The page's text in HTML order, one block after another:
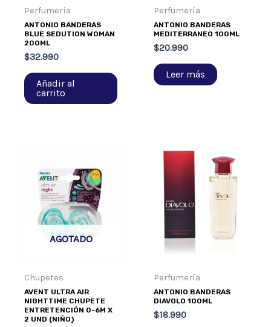
Perfumería
ANTONIO BANDERAS
BLUE SEDUTION WOMAN
200ML
$32.990
Añadir al
carrito
Perfumería
ANTONIO BANDERAS
MEDITERRANEO 100ML
$20.990
Leer más
AGOTADO
Chupetes
AVENT ULTRA AIR
NIGHTTIME CHUPETE
ENTRETENCIÓN 0-6M X
2 UND (NIÑO)
Perfumería
ANTONIO BANDERAS
DIAVOLO 100ML
$18.990